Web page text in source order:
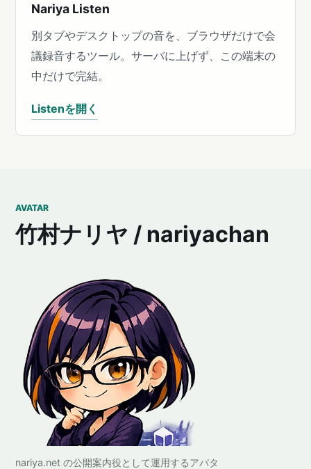
Nariya Listen
別タブやデスクトップの音を、ブラウザだけで会
議録音するツール。サーバに上げず、この端末の
中だけで完結。
Listenを開く
AVATAR
竹村ナリヤ / nariyachan
nariya.net の公開案内役として運用するアバタ